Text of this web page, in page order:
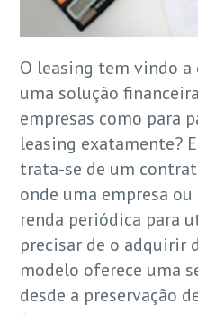
O leasing tem vindo a
uma solução
empresas como para
leasing exatamente?
trata-se de um
onde uma empresa
renda periódica para
precisar de o adquirir
modelo oferece uma
desde a preservação